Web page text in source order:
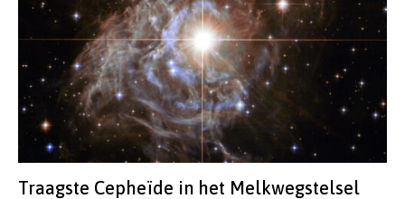
Traagste Cepheïde in het Melkwegstelsel